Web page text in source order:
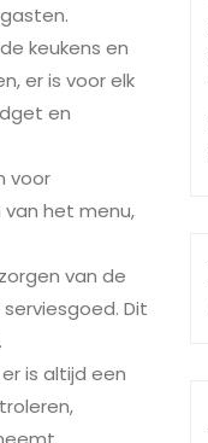
keukens en
er is voor elk
en
voor
van het menu,
van de
Dit
is altijd een